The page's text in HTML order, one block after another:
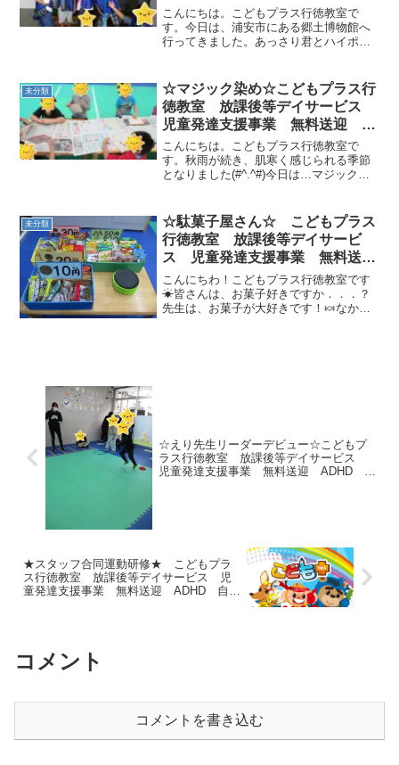
迎 ADHD 自閉症 発達障が
い 運動療育 遊び 南行徳 市
川市 浦安市 江戸川区
こんにちは。こどもプラス行徳教室で
す。今日は、浦安市にある郷土博物館へ
行ってきました。あっさり君とハイポー
話にびっくりするこども達…どうやるん
だろう？？と不思議そ...
未分類
☆マジック染め☆こどもプラス行
徳教室 放課後等デイサービス
児童発達支援事業 無料送迎
ADHD 自閉症 発達障がい 運
動療育 遊び 南行徳 市川市
浦安市
こんにちは。こどもプラス行徳教室で
す。秋雨が続き、肌寒く感じられる季節
となりました(#^.^#)今日は…マジック染
筆で塗るとにじみます(^_-)-☆ 世界で
一つの...
未分類
☆駄菓子屋さん☆ こどもプラス
行徳教室 放課後等デイサービ
ス 児童発達支援事業 無料送
迎 ADHD 自閉症 発達障が
い 運動療育 遊び 南行徳 市
川市 浦安市 江戸川区
こんにちわ！こどもプラス行徳教室です
☀皆さんは、お菓子好きですか．．．？
先生は、お菓子が大好きです！🍬なかで
☆えり先生リーダーデビュー☆こどもプ
ラス行徳教室 放課後等デイサービス
児童発達支援事業 無料送迎 ADHD 自
★スタッフ合同運動研修★ こどもプラ
ス行徳教室 放課後等デイサービス 児
童発達支援事業 無料送迎 ADHD 自閉
コメント
コメントを書き込む